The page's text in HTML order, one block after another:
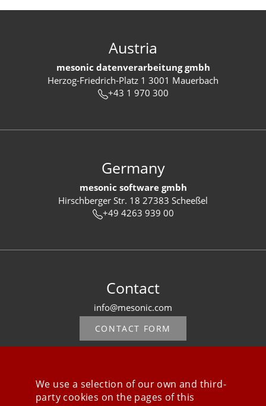
Austria
mesonic datenverarbeitung gmbh
Herzog-Friedrich-Platz 1 3001 Mauerbach
+43 1 970 300
Germany
mesonic software gmbh
Hirschberger Str. 18 27383 Scheeßel
+49 4263 939 00
Contact
info@mesonic.com
CONTACT FORM
We use a selection of our own and third-
party cookies on the pages of this